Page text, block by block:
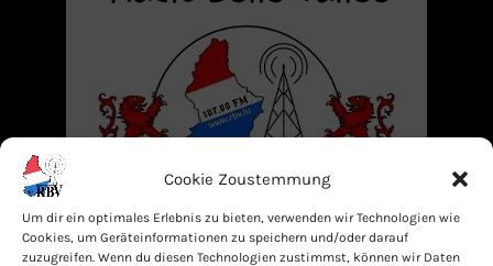
Cookie Zoustemmung
Um dir ein optimales Erlebnis zu bieten, verwenden wir Technologien wie
Cookies, um Geräteinformationen zu speichern und/oder darauf
zuzugreifen. Wenn du diesen Technologien zustimmst, können wir Daten